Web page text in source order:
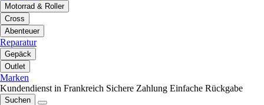
Motorrad & Roller
Cross
Abenteuer
Reparatur
Gepäck
Outlet
Marken
Kundendienst in Frankreich Sichere Zahlung Einfache Rückgabe
Suchen